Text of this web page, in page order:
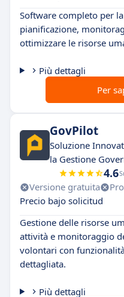
Software completo per
pianificazione,
ottimizzare le risorse
Più dettagli
Per
GovPilot
Soluzione
la Gestione
4.6
Versione gratuita
Precio bajo solicitud
Gestione delle risorse
attività e monitoraggio
volontari con
dettagliata.
Più dettagli